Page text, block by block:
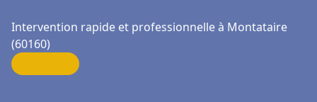
Intervention rapide et professionnelle à Montataire
(60160)